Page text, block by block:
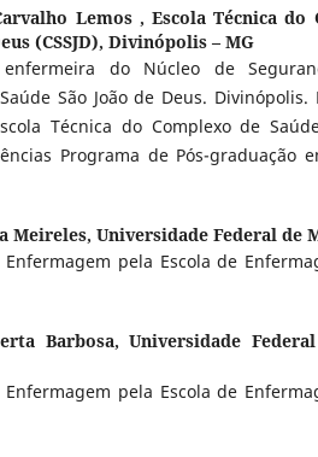
Lemos , Escola Técnica do
(CSSJD), Divinópolis – MG
do Núcleo de
São João de Deus.
Técnica do Complexo de
Programa de Pós-graduação
Meireles, Universidade Federal de
pela Escola de
Barbosa,Universidade
pela Escola de